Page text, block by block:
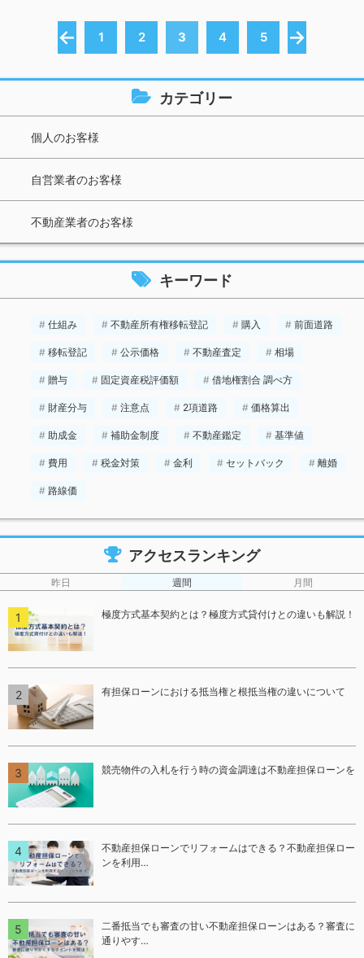
← 1 2 3 4 5 →
カテゴリー
個人のお客様
自営業者のお客様
不動産業者のお客様
キーワード
仕組み 不動産所有権移転登記 購入 前面道路
移転登記 公示価格 不動産査定 相場
贈与 固定資産税評価額 借地権割合 調べ方
財産分与 注意点 2項道路 価格算出
助成金 補助金制度 不動産鑑定 基準値
費用 税金対策 金利 セットバック 離婚
路線価
アクセスランキング
昨日 週間 月間
極度方式基本契約とは？極度方式貸付けとの違いも解説！
有担保ローンにおける抵当権と根抵当権の違いについて
競売物件の入札を行う時の資金調達は不動産担保ローンを
不動産担保ローンでリフォームはできる？不動産担保ロー
ンを利用…
二番抵当でも審査の甘い不動産担保ローンはある？審査に
通りやす…